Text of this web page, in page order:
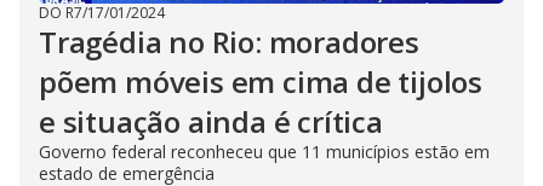
DO R7/17/01/2024
Tragédia no Rio: moradores
põem móveis em cima de tijolos
e situação ainda é crítica
Governo federal reconheceu que 11 municípios estão em
estado de emergência